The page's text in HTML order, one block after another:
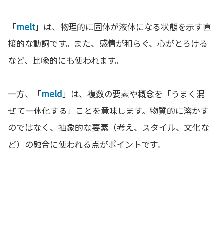
「melt」は、物理的に固体が液体になる状態を示す直
接的な動詞です。また、感情が和らぐ、心がとろける
など、比喩的にも使われます。
一方、「meld」は、複数の要素や概念を「うまく混
ぜて一体化する」ことを意味します。物質的に溶かす
のではなく、抽象的な要素（考え、スタイル、文化な
ど）の融合に使われる点がポイントです。